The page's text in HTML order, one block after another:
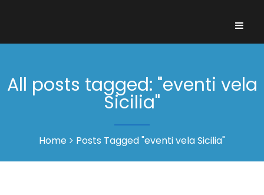
All posts tagged: "eventi vela
Sicilia"
Home Posts Tagged "eventi vela Sicilia"